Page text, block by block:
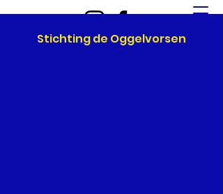
Stichting de Oggelvorsen